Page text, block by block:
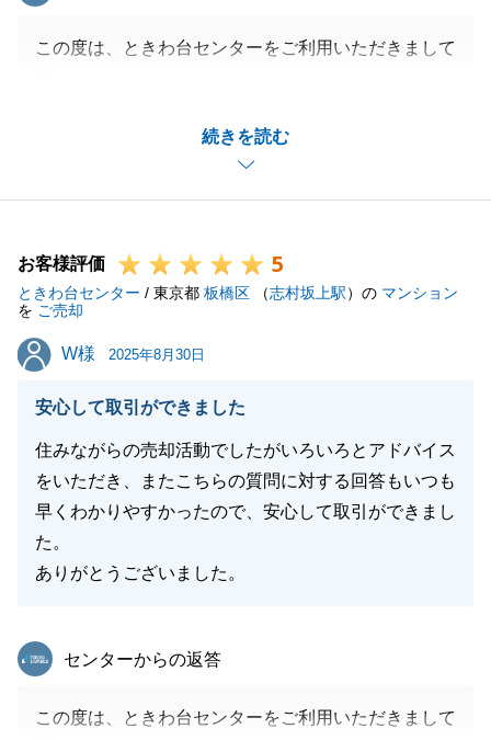
続きを読む
この度は、ときわ台センターをご利用いただきまして
き、またお役にたてたこと大変光栄でございます。
販売活動中にはご自宅に何度も訪問させていただきま
したが、いつも快くご対応していただき大変感謝して
そのおかげもあり、ご売却ご依頼をいただいてから3
カ月以内でのご成約となりました。
本当にありがとうございました。
今後も不動産のことでご相談やご依頼事項等ございま
げます。
閉じる
お客様評価 5
ときわ台センター / 東京都 板橋区 （志村坂上駅）の マンション
を ご売却
W様
W様 2025年8月30日
安心して取引ができました
住みながらの売却活動でしたがいろいろとアドバイス
をいただき、またこちらの質問に対する回答もいつも
早くわかりやすかったので、安心して取引ができまし
た。
ありがとうございました。
東急リバブル
センターからの返答
この度は、ときわ台センターをご利用いただきまして